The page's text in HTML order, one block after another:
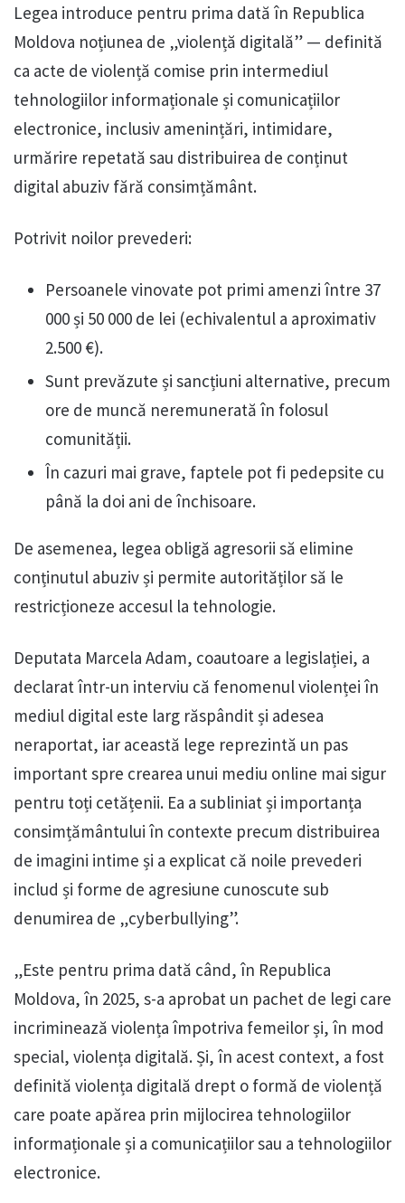
Legea introduce pentru prima dată în Republica
Moldova noțiunea de „violență digitală” — definită
ca acte de violență comise prin intermediul
tehnologiilor informaționale și comunicațiilor
electronice, inclusiv amenințări, intimidare,
urmărire repetată sau distribuirea de conținut
digital abuziv fără consimțământ.
Potrivit noilor prevederi:
Persoanele vinovate pot primi amenzi între 37
000 și 50 000 de lei (echivalentul a aproximativ
2.500 €).
Sunt prevăzute și sancțiuni alternative, precum
ore de muncă neremunerată în folosul
comunității.
În cazuri mai grave, faptele pot fi pedepsite cu
până la doi ani de închisoare.
De asemenea, legea obligă agresorii să elimine
conținutul abuziv și permite autorităților să le
restricționeze accesul la tehnologie.
Deputata Marcela Adam, coautoare a legislației, a
declarat într-un interviu că fenomenul violenței în
mediul digital este larg răspândit și adesea
neraportat, iar această lege reprezintă un pas
important spre crearea unui mediu online mai sigur
pentru toți cetățenii. Ea a subliniat și importanța
consimțământului în contexte precum distribuirea
de imagini intime și a explicat că noile prevederi
includ și forme de agresiune cunoscute sub
denumirea de „cyberbullying”.
„Este pentru prima dată când, în Republica
Moldova, în 2025, s-a aprobat un pachet de legi care
incriminează violența împotriva femeilor și, în mod
special, violența digitală. Și, în acest context, a fost
definită violența digitală drept o formă de violență
care poate apărea prin mijlocirea tehnologiilor
informaționale și a comunicațiilor sau a tehnologiilor
electronice.